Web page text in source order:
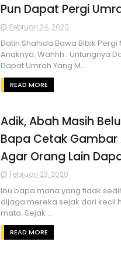
Pun Dapat Pergi
Februari 24, 2020
Datin Shahida Bawa Bibik
Anaknya. Wahhh.. Untungnya
Dapat Umrah Yang M...
READ MORE
Adik, Abah Masih
Bapa Cetak Gambar
Agar Orang Lain
Februari 23, 2020
Ibu bapa mana yang tidak
dijaga mereka sejak dari kecil
mata. Sejak ...
READ MORE